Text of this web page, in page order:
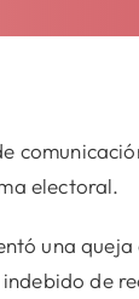
electoral.
una
de